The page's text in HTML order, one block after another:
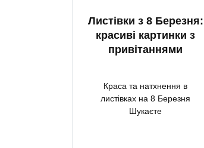
Листівки з 8 Березня:
красиві картинки з
привітаннями
Краса та натхнення в
листівках на 8 Березня
Шукаєте